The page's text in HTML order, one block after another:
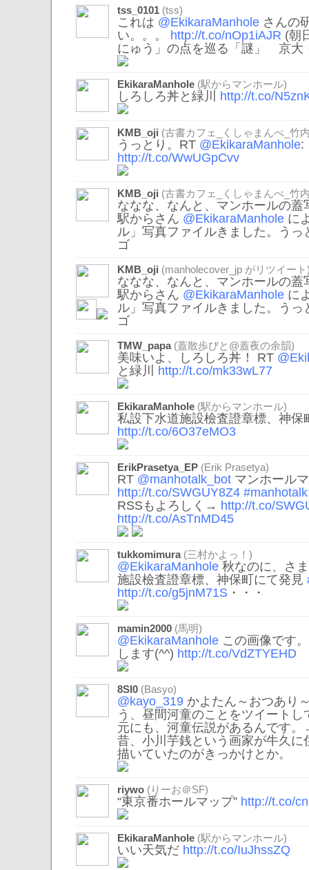
tss_0101 (tss)
これは @EkikaraManhole さんの
い。。。 http://t.co/nOp1iAJR (朝
にゅう」の点を巡る「謎」 京大
EkikaraManhole (駅からマンホール)
しろしろ丼と緑川 http://t.co/
KMB_oji (古書カフェ_くしゃまんべ_竹
うっとり。RT @EkikaraManhole:
http://t.co/WwUGpCvv
KMB_oji (古書カフェ_くしゃまんべ_竹
ななな、なんと、マンホールの
駅からさん @EkikaraManhole に
ル」写真ファイルきました。う
ゴ
KMB_oji (manholecover_jp がリツイート
ななな、なんと、マンホールの
駅からさん @EkikaraManhole に
ル」写真ファイルきました。う
ゴ
TMW_papa(蓋散歩びと@蓋夜の余韻)
美味いよ、しろしろ丼！ RT
と緑川 http://t.co/mk33wL77
EkikaraManhole (駅からマンホール)
私設下水道施設檢査證章標、神
http://t.co/6O37eMO3
ErikPrasetya_EP (Erik Prasetya)
RT @manhotalk_bot マンホール
http://t.co/SWGUY8Z4
RSSもよろしく→ http://t.co/
http://t.co/AsTnMD45
tukkomimura(三村かよっ！)
@EkikaraManhole 秋なのに、さ
施設檢査證章標、神保町にて発見
http://t.co/g5jnM71S ・・・
mamin2000 (馬明)
@EkikaraManhole この画像です
します(^^) http://t.co/VdZTYEHD
8SI0 (Basyo)
@kayo_319 かよたん～おつあり
う、昼間河童のことをツイート
元にも、河童伝説があるんです
昔、小川芋銭という画家が牛久に
描いていたのがきっかけとか。
riywo (りーお＠SF)
“東京番ホールマップ” http://t.co/
EkikaraManhole (駅からマンホール)
いい天気だ http://t.co/IuJhssZQ